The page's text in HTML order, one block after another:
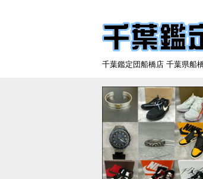
千葉鑑定団船橋店 千葉県船